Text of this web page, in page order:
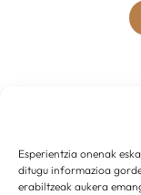
Esperientzia onenak
ditugu informazioa
erabiltzeak aukera